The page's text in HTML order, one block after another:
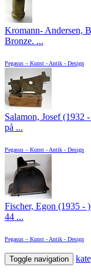
Kromann- Andersen,
Bronze. ...
Pegasus – Kunst - Antik - Design
Salamon, Josef (1932
på ...
Pegasus – Kunst - Antik - Design
Fischer, Egon (1935 -
44 ...
Pegasus – Kunst - Antik - Design
Toggle navigation